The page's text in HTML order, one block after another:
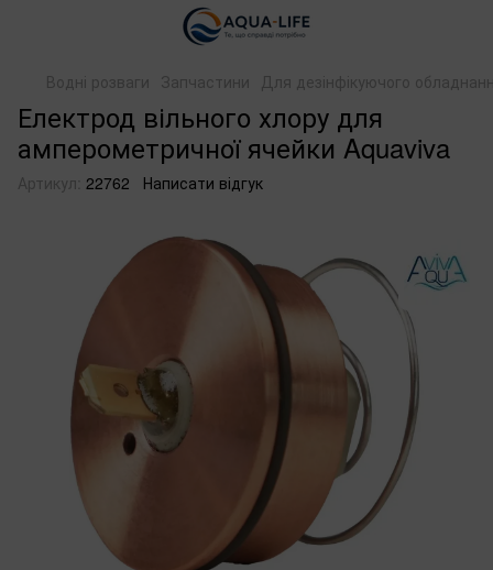
Водні розваги Запчастини Для дезінфікуючого
Електрод вільного хлору для
амперометричної ячейки Aquaviva
Артикул: 22762 Написати відгук